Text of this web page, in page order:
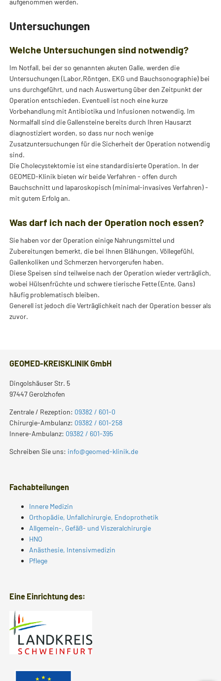
aufgenommen werden.
Untersuchungen
Welche Untersuchungen sind notwendig?
Im Notfall, bei der so genannten akuten Galle, werden die
Untersuchungen (Labor,Röntgen, EKG und Bauchsonographie) bei
uns durchgeführt, und nach Auswertung über den Zeitpunkt der
Operation entschieden. Eventuell ist noch eine kurze
Vorbehandlung mit Antibiotika und Infusionen notwendig. Im
Normalfall sind die Gallensteine bereits durch Ihren Hausarzt
diagnostiziert worden, so dass nur noch wenige
Zusatzuntersuchungen für die Sicherheit der Operation notwendig
sind.
Die Cholecystektomie ist eine standardisierte Operation. In der
GEOMED-Klinik bieten wir beide Verfahren - offen durch
Bauchschnitt und laparoskopisch (minimal-invasives Verfahren) -
mit gutem Erfolg an.
Was darf ich nach der Operation noch essen?
Sie haben vor der Operation einige Nahrungsmittel und
Zubereitungen bemerkt, die bei Ihnen Blähungen, Völlegefühl,
Gallenkoliken und Schmerzen hervorgerufen haben.
Diese Speisen sind teilweise nach der Operation wieder verträglich,
wobei Hülsenfrüchte und schwere tierische Fette (Ente, Gans)
häufig problematisch bleiben.
Generell ist jedoch die Verträglichkeit nach der Operation besser als
zuvor.
GEOMED-KREISKLINIK GmbH
Dingolshäuser Str. 5
97447 Gerolzhofen
Zentrale / Rezeption: 09382 / 601-0
Chirurgie-Ambulanz: 09382 / 601-258
Innere-Ambulanz: 09382 / 601-395
Schreiben Sie uns: info@geomed-klinik.de
Fachabteilungen
Innere Medizin
Orthopädie, Unfallchirurgie, Endoprothetik
Allgemein-, Gefäß- und Viszeralchirurgie
HNO
Anästhesie, Intensivmedizin
Pflege
Eine Einrichtung des: